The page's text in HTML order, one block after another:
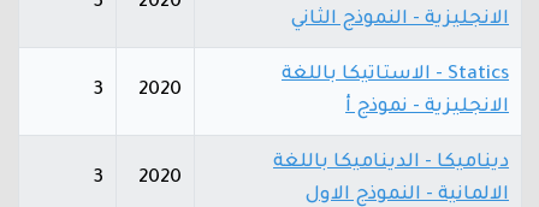
الانجليزية - النموذج الثاني
Statics - الاستاتيكا باللغة
الانجليزية - نموذج أ
2020
3
ديناميكا - الديناميكا باللغة
الالمانية - النموذج الاول
2020
3